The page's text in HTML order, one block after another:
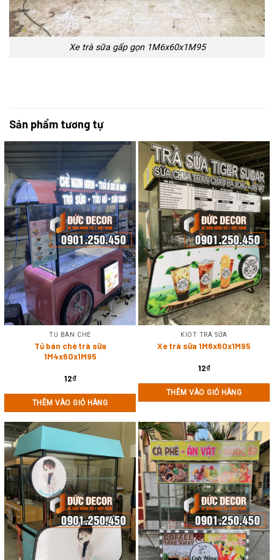
Xe trà sữa gấp gọn 1M6x60x1M95
Sản phẩm tương tự
TỦ BÁN CHÈ
Tủ bán chè trà sữa
1M4x60x1M95
12₫
THÊM VÀO GIỎ HÀNG
KIOT TRÀ SỮA
Xe trà sữa 1M6x60x1M95
12₫
THÊM VÀO GIỎ HÀNG